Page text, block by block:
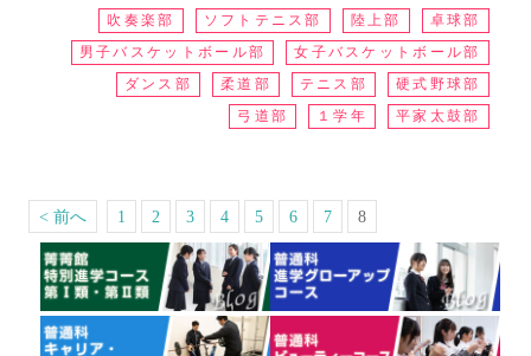
吹奏楽部 ソフトテニス部 陸上部 卓球部
男子バスケットボール部 女子バスケットボール部
ダンス部 柔道部 テニス部 硬式野球部
弓道部 １学年 平家太鼓部
< 前へ 1 2 3 4 5 6 7 8